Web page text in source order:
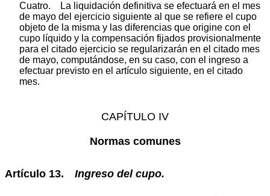
Cuatro. La liquidación definitiva se efectuará en el mes
de mayo del ejercicio siguiente al que se refiere el cupo
objeto de la misma y las diferencias que origine con el
cupo líquido y la compensación fijados provisionalmente
para el citado ejercicio se regularizarán en el citado mes
de mayo, computándose, en su caso, con el ingreso a
efectuar previsto en el artículo siguiente, en el citado
mes.
CAPÍTULO IV
Normas comunes
Artículo 13. Ingreso del cupo.